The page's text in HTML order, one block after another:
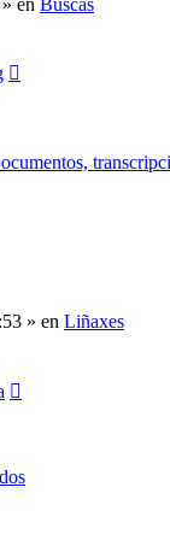
» en Liñaxes